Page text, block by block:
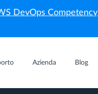
DevOps Competency
Azienda Blog